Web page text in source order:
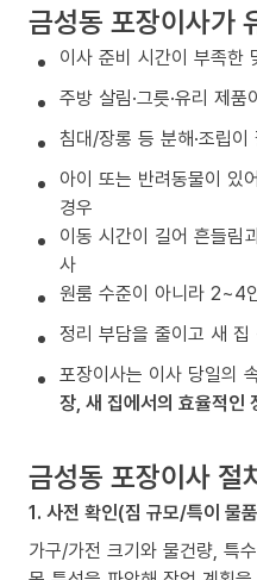
금성동 포장이사가
이사 준비 시간이 부족한
주방 살림·그릇·유리 제
침대/장롱 등 분해·조립
아이 또는 반려동물이 있
경우
이동 시간이 길어 흔들림
사
원룸 수준이 아니라 2~4
정리 부담을 줄이고 새
포장이사는 이사 당일의
장, 새 집에서의 효율적인
금성동 포장이사 절
1. 사전 확인(짐 규모/특이 물
가구/가전 크기와 물건량, 특